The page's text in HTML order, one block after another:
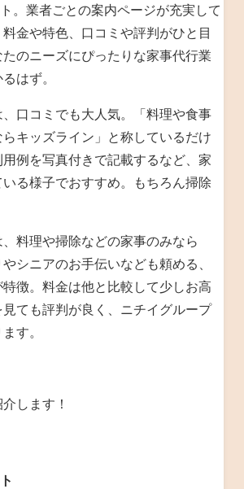
。業者ごとの案内ページが充実して
金や特色、口コミや評判がひと目
のニーズにぴったりな家事代行業
はず。
、口コミでも大人気。「料理や食事
キッズライン」と称しているだけ
例を写真付きで記載するなど、家
る様子でおすすめ。もちろん掃除
、料理や掃除などの家事のみなら
シニアのお手伝いなども頼める、
徴。料金は他と比較して少しお高
ても評判が良く、ニチイグループ
す。
します！